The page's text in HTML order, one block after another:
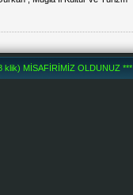
klik) MİSAFİRİMİZ OLDUNUZ ***